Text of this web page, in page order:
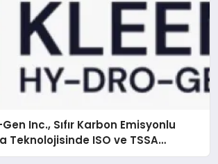
Inc., Sıfır Karbon Emisyonlu
Teknolojisinde ISO ve TSSA
Aldı